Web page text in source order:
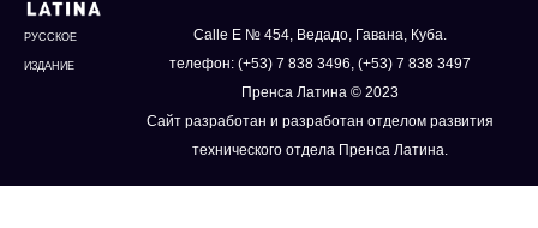
РУССКОЕ
ИЗДАНИЕ
Calle E № 454, Ведадо, Гавана, Куба.
телефон: (+53) 7 838 3496, (+53) 7 838 3497
Пренса Латина © 2023
Сайт разработан и разработан отделом развития
технического отдела Пренса Латина.